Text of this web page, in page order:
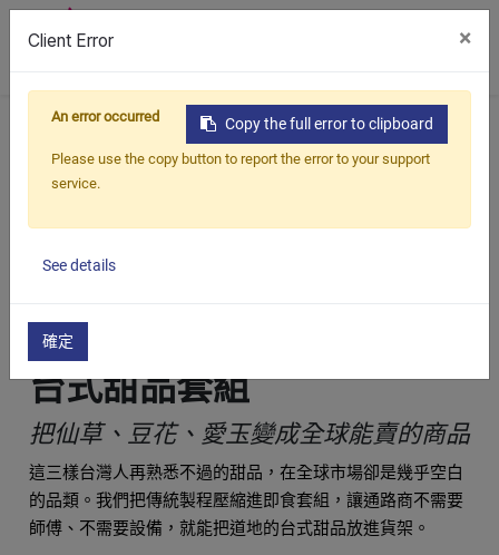
首頁 產品 甜品套組 台式經典甜品組
台式經典甜品組
台式經
台式甜品套組
把仙草、豆花、愛玉變成全球能賣的商品
這三樣台灣人再熟悉不過的甜品，在全球市場卻是幾乎空白
的品類。我們把傳統製程壓縮進即食套組，讓通路商不需要
師傅、不需要設備，就能把道地的台式甜品放進貨架。
Client Error ×
Copy the full error to clipboard
An error occurred
Please use the copy button to report the error to your support
service.
See details
確定